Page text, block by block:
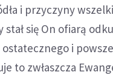
i przyczyny
stał się On ofiarą
i
to zwłaszcza